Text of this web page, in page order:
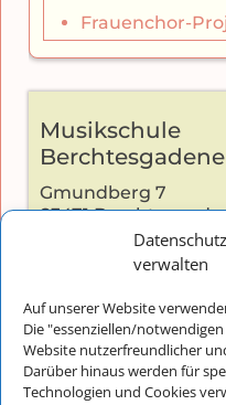
verwalten
Auf unserer Website
Die "essenziellen/
Website nutzerfreundlicher
Darüber hinaus werden für
Technologien und Cookies
Frauenchor-
Musikschule
Gmundberg 7
83471
Kontakt:
Telefon: +49 (0)
E-Mail: